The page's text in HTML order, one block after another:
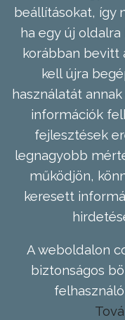
beállításokat, így
ha egy új
korábban bevitt
kell újra
használatát
információk
fejlesztések
legnagyobb
működjön,
keresett
A weboldalon
biztonságos